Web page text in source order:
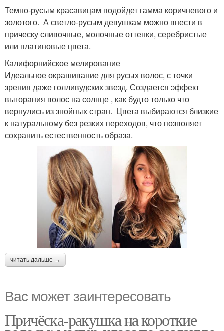
Темно-русым красавицам подойдет гамма коричневого и
золотого. А светло-русым девушкам можно внести в
прическу сливочные, молочные оттенки, серебристые
или платиновые цвета.
Калифорнийское мелирование
Идеальное окрашивание для русых волос, с точки
зрения даже голливудских звезд. Создается эффект
выгорания волос на солнце , как будто только что
вернулись из знойных стран. Цвета выбираются близкие
к натуральному без резких переходов, что позволяет
сохранить естественность образа.
читать дальше →
Вас может заинтересовать
Причёска-ракушка на короткие